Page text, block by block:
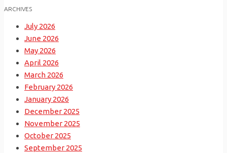
ARCHIVES
July 2026
June 2026
May 2026
April 2026
March 2026
February 2026
January 2026
December 2025
November 2025
October 2025
September 2025